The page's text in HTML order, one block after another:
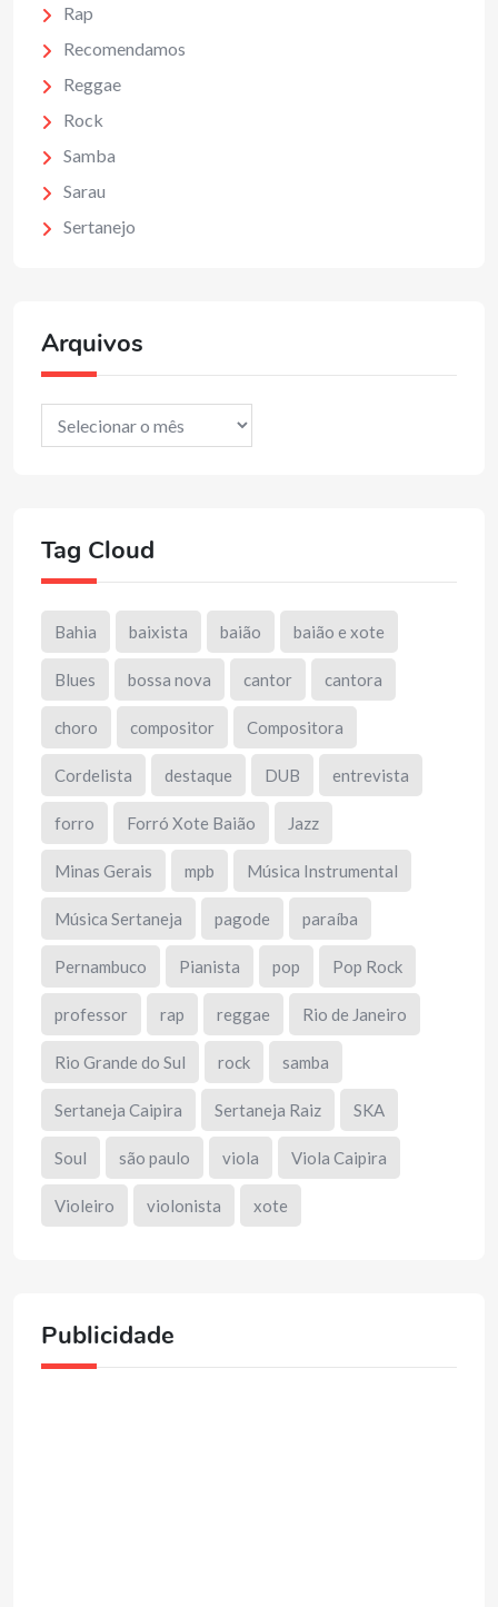
Rap
Recomendamos
Reggae
Rock
Samba
Sarau
Sertanejo
Arquivos
Tag Cloud
Bahia baixista baião baião e xote
Blues bossa nova cantor cantora
choro compositor Compositora
Cordelista destaque DUB entrevista
forro Forró Xote Baião Jazz
Minas Gerais mpb Música Instrumental
Música Sertaneja pagode paraíba
Pernambuco Pianista pop Pop Rock
professor rap reggae Rio de Janeiro
Rio Grande do Sul rock samba
Sertaneja Caipira Sertaneja Raiz SKA
Soul são paulo viola Viola Caipira
Violeiro violonista xote
Publicidade